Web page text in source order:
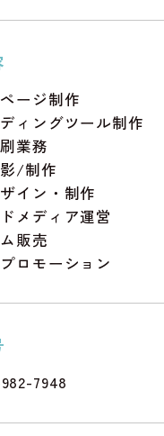
ージ制作
ィングツール制作
業務
/制作
イン・制作
メディア運営
販売
ロモーション
7948